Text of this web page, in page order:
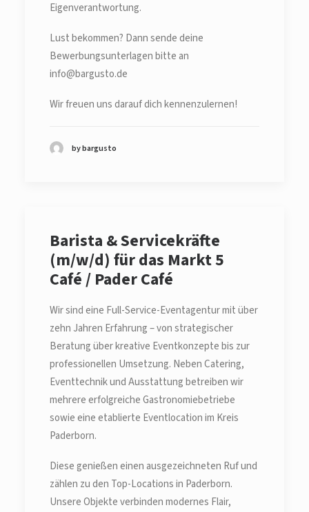
Eigenverantwortung.
Lust bekommen? Dann sende deine
Bewerbungsunterlagen bitte an
info@bargusto.de
Wir freuen uns darauf dich kennenzulernen!
by bargusto
Barista & Servicekräfte
(m/w/d) für das Markt 5
Café / Pader Café
Wir sind eine Full-Service-Eventagentur mit über
zehn Jahren Erfahrung – von strategischer
Beratung über kreative Eventkonzepte bis zur
professionellen Umsetzung. Neben Catering,
Eventtechnik und Ausstattung betreiben wir
mehrere erfolgreiche Gastronomiebetriebe
sowie eine etablierte Eventlocation im Kreis
Paderborn.
Diese genießen einen ausgezeichneten Ruf und
zählen zu den Top-Locations in Paderborn.
Unsere Objekte verbinden modernes Flair,